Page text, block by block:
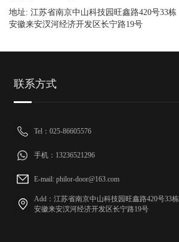
地址: 江苏省南京中山科技园旺鑫路420号33栋
安徽来安汊河经济开发区长宁路19号
联系方式
Tel：025-86605576
手机：13236521296
E-mail: philor-door@163.com
Add：江苏省南京中山科技园旺鑫路420号33栋
安徽来安汊河经济开发区长宁路19号